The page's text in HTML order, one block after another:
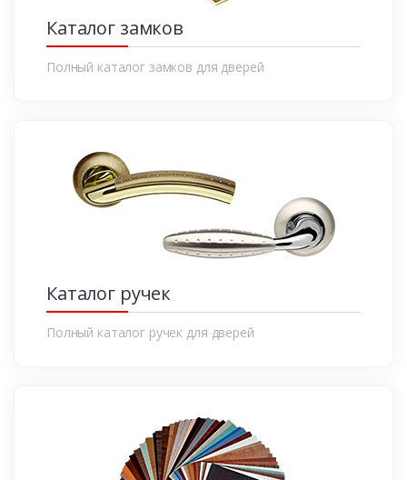
Каталог замков
Полный каталог замков для дверей
Каталог ручек
Полный каталог ручек для дверей